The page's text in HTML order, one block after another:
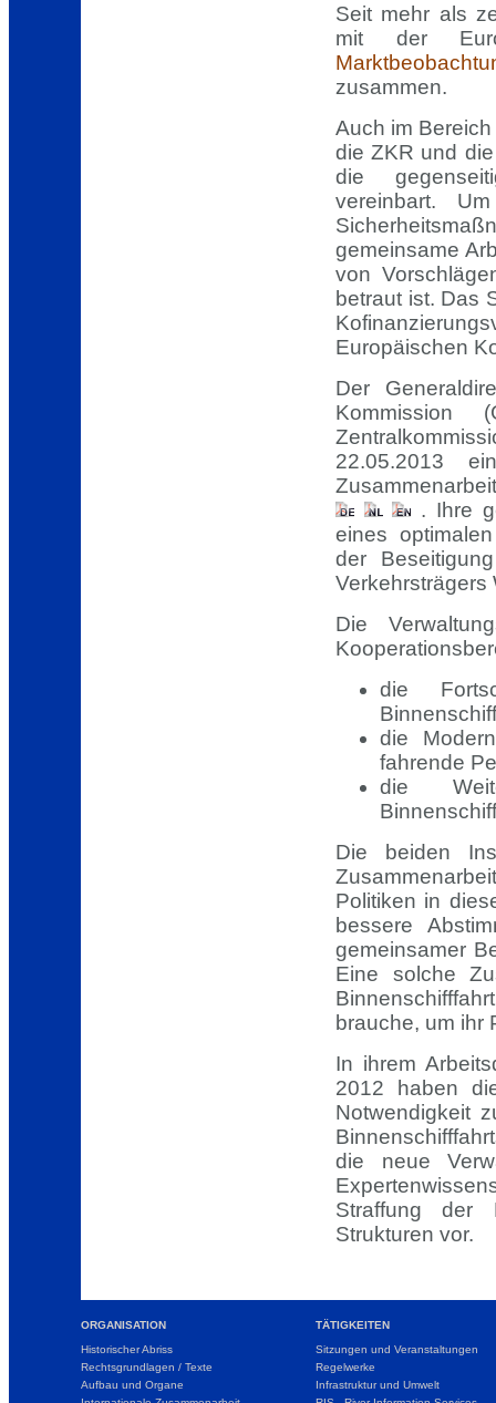
Seit mehr als
mit der
zusammen.
Auch im
die ZKR und
die
vereinbart.
gemeinsame
von
betraut ist. Das
Europäischen
Der
Kommission
22.05.2013
. Ihre
eines
der
Verkehrsträgers
Die
die
die
fahrende
die
Die beiden
Politiken in
bessere
gemeinsamer
Eine solche
brauche, um ihr
In ihrem
2012 haben
Notwendigkeit
die neue
Straffung der
Strukturen vor.
ORGANISATION
Historischer Abriss
Rechtsgrundlagen / Texte
Aufbau und Organe
TÄTIGKEITEN
Sitzungen und Veranstaltungen
Regelwerke
Infrastruktur und Umwelt